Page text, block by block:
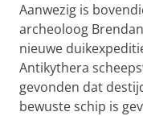
Aanwezig is
archeoloog
nieuwe
Antikythera
gevonden dat
bewuste schip is